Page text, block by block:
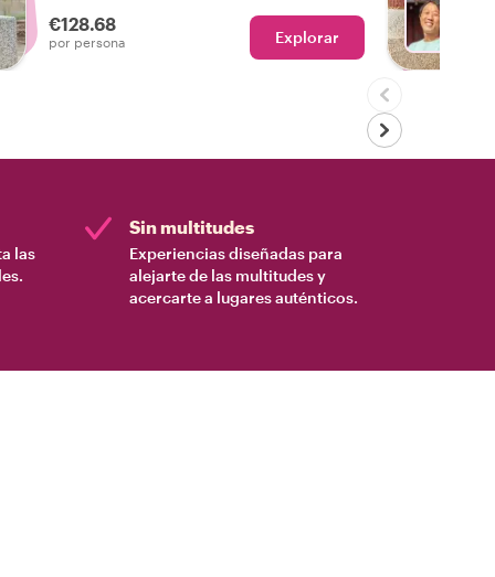
historias y detalles únicos que hacen de
este lugar una visita obligada en Seúl.
€128.68
por persona Explorar
las
Sin multitudes
Experiencias diseñadas para
alejarte de las multitudes y
acercarte a lugares auténticos.